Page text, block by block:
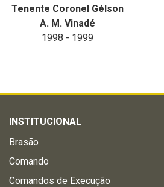
Tenente Coronel Gélson
A. M. Vinadé
1998 - 1999
INSTITUCIONAL
Brasão
Comando
Comandos de Execução